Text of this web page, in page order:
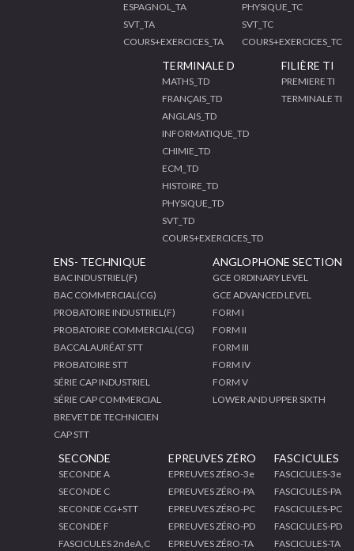
ESPAGNOL_TA
SVT_TA
COURS+EXERCICES_TA
PHYSIQUE_TC
SVT_TC
COURS+EXERCICES_TC
TERMINALE D
MATHS_TD
FRANÇAIS_TD
ANGLAIS_TD
INFORMATIQUE_TD
CHIMIE_TD
ECM_TD
HISTOIRE_TD
PHYSIQUE_TD
SVT_TD
COURS+EXERCICES_TD
FILIÈRE TI
PREMIERE TI
TERMINALE TI
ENS- TECHNIQUE
BAC INDUSTRIEL(F)
BAC COMMERCIAL(CG)
PROBATOIRE INDUSTRIEL(F)
PROBATOIRE COMMERCIAL(CG)
BACCALAURÉAT STT
PROBATOIRE STT
SÉRIE CAP INDUSTRIEL
SÉRIE CAP COMMERCIAL
BREVET DE TECHNICIEN
CAP STT
ANGLOPHONE SECTION
GCE ORDINARY LEVEL
GCE ADVANCED LEVEL
FORM I
FORM II
FORM III
FORM IV
FORM V
LOWER AND UPPER SIXTH
SECONDE
SECONDE A
SECONDE C
SECONDE CG+STT
SECONDE F
FASCICULES 2ndeA,C
EPREUVES ZÉRO
EPREUVES ZÉRO-3e
EPREUVES ZÉRO-PA
EPREUVES ZÉRO-PC
EPREUVES ZÉRO-PD
EPREUVES ZÉRO-TA
FASCICULES
FASCICULES-3e
FASCICULES-PA
FASCICULES-PC
FASCICULES-PD
FASCICULES-TA